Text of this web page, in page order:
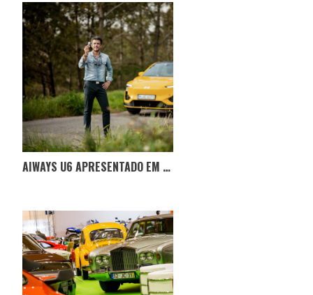
AIWAYS U6 APRESENTADO EM PORTUGAL